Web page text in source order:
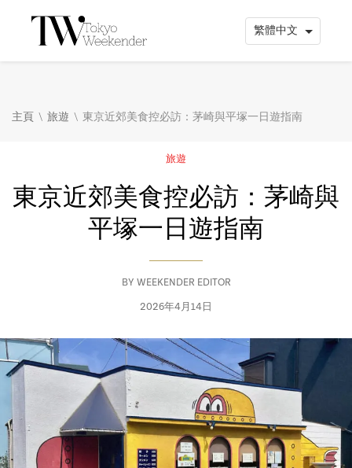
主頁 \ 旅遊 \ 東京近郊美食控必訪：茅崎與平塚一日遊指南
旅遊
東京近郊美食控必訪：茅崎與
平塚一日遊指南
BY WEEKENDER EDITOR
2026年4月14日